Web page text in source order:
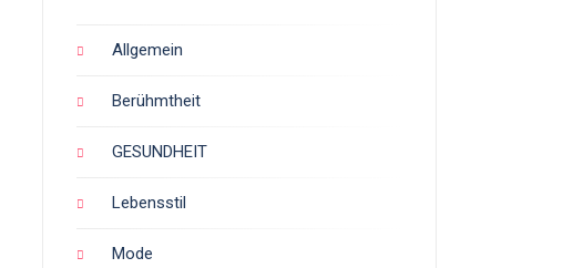
Allgemein
Berühmtheit
GESUNDHEIT
Lebensstil
Mode